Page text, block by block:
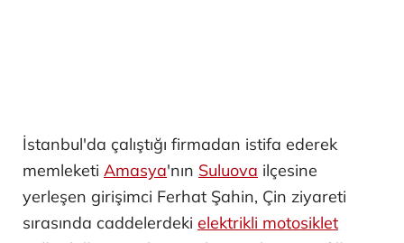
İstanbul'da çalıştığı firmadan istifa ederek
memleketi Amasya'nın Suluova ilçesine
yerleşen girişimci Ferhat Şahin, Çin ziyareti
sırasında caddelerdeki elektrikli motosiklet